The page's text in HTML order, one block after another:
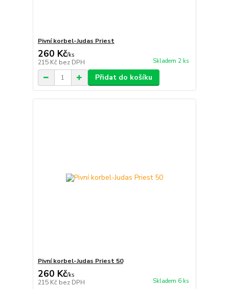
Pivní korbel-Judas Priest
260 Kč/ks
215 Kč bez DPH Skladem 2 ks
Přidat do košíku
Pivní korbel-Judas Priest 50
260 Kč/ks
215 Kč bez DPH Skladem 6 ks